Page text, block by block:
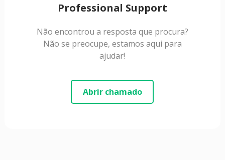
Professional Support
Não encontrou a resposta que procura?
Não se preocupe, estamos aqui para
ajudar!
Abrir chamado